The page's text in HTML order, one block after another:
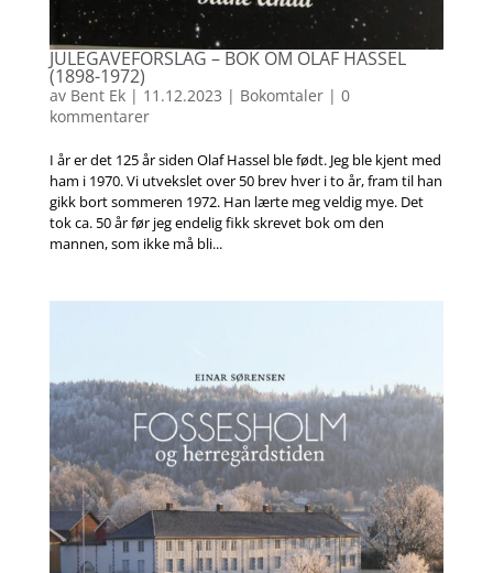
JULEGAVEFORSLAG – BOK OM OLAF HASSEL
(1898-1972)
av Bent Ek| 11.12.2023 | Bokomtaler| 0
kommentarer
I år er det 125 år siden Olaf Hassel ble født. Jeg ble kjent med
ham i 1970. Vi utvekslet over 50 brev hver i to år, fram til han
gikk bort sommeren 1972. Han lærte meg veldig mye. Det
tok ca. 50 år før jeg endelig fikk skrevet bok om den
mannen, som ikke må bli...